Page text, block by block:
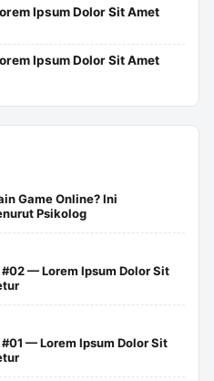
Ipsum Dolor Sit Amet
Ipsum Dolor Sit Amet
Game Online? Ini
Psikolog
— Lorem Ipsum Dolor Sit
— Lorem Ipsum Dolor Sit